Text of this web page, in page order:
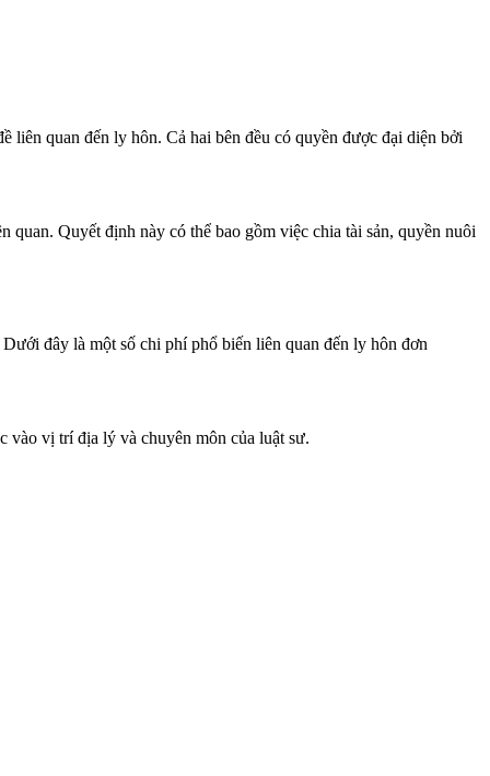
liên quan đến ly hôn. Cả hai bên đều có quyền được đại diện bởi
quan. Quyết định này có thể bao gồm việc chia tài sản, quyền nuôi
đây là một số chi phí phổ biến liên quan đến ly hôn đơn
vào vị trí địa lý và chuyên môn của luật sư.